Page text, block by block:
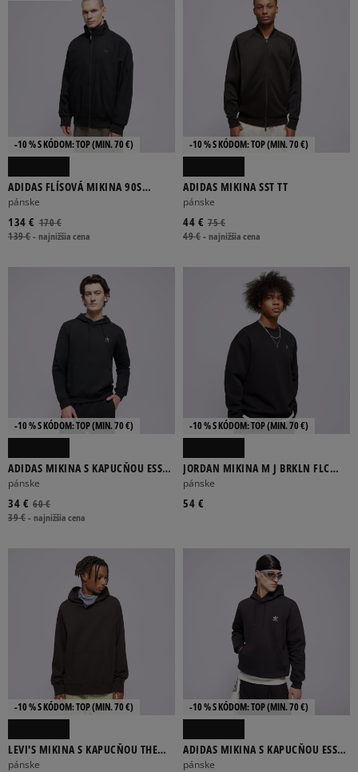
-10 % S KÓDOM: TOP (MIN. 70 €)
ADIDAS FLÍSOVÁ MIKINA 90S
ALTERNATIVE SPORT REVERSIBLE
FLÍSO
pánske
170 €
134 €
139 €-najnižšia cena
-10 % S KÓDOM: TOP (MIN. 70 €)
ADIDAS MIKINA SST TT
pánske
75 €
44 €
49 €-najnižšia cena
-10 % S KÓDOM: TOP (MIN. 70 €)
ADIDAS MIKINA S KAPUCŇOU ESS
HOODIE FT
pánske
60 €
34 €
39 €-najnižšia cena
-10 % S KÓDOM: TOP (MIN. 70 €)
JORDAN MIKINA M J BRKLN FLC
CREW
pánske
54 €
-10 % S KÓDOM: TOP (MIN. 70 €)
LEVI'S MIKINA S KAPUCŇOU THE
AUTHENTIC HOODIE BLACKS
pánske
-10 % S KÓDOM: TOP (MIN. 70 €)
ADIDAS MIKINA S KAPUCŇOU ESS
HD
pánske